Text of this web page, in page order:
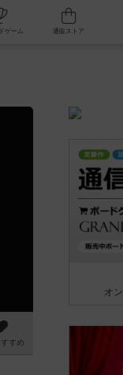
/店舗 人気ボードゲーム
すめ
オ